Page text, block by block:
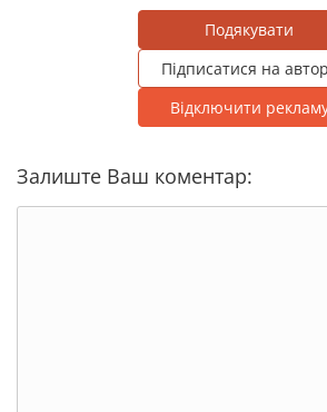
Подякувати
Підписатися на
Відключити
Залиште Ваш коментар: